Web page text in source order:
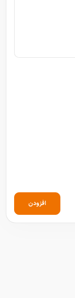
افزودن